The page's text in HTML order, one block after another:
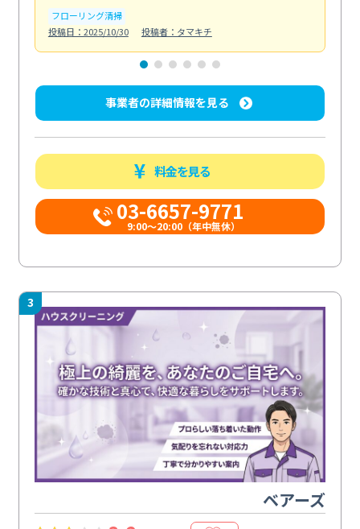
フローリング清掃
投稿日：2025/10/30
投稿者：タマキチ
事業者の詳細情報を見る
料金を見る
03-6657-9771
9:00～20:00（年中無休）
3
ベアーズ